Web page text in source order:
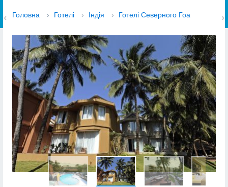
Головна › Готелі › Індія › Готелі Северного Гоа